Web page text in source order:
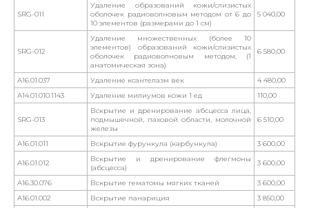
SRG-011
Удаление образований кожи/слизистых
оболочек радиоволновым методом от 6 до
10 элементов (размерами до 1 см)
5 040,00
SRG-012
Удаление множественных (более 10
элементов) образований кожи/слизистых
оболочек радиоволновым методом, (1
анатомическая зона)
6 580,00
A16.01.037 Удаление ксантелазм век
4 480,00
A14.01.010.1143
Удаление милиумов кожи 1 ед 110,00
SRG-013
Вскрытие и дренирование абсцесса лица,
подмышечной, паховой области, молочной
железы
6 510,00
A16.01.011 Вскрытие фурункула (карбункула) 3 600,00
A16.01.012
Вскрытие и дренирование флегмоны
(абсцесса)
3 600,00
A16.30.076 Вскрытие гематомы мягких тканей
3 600,00
A16.01.002
Вскрытие панариция 3 850,00